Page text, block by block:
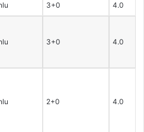
3+0 4.0
3+0 4.0
2+0 4.0